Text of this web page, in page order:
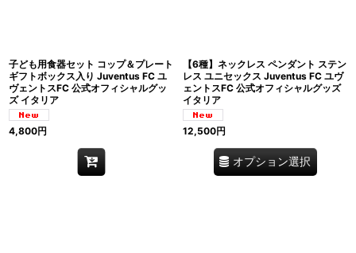
子ども用食器セット コップ＆プレート
ギフトボックス入り Juventus FC ユ
ヴェントスFC 公式オフィシャルグッ
ズ イタリア
4,800円
【6種】ネックレス ペンダント ステン
レス ユニセックス Juventus FC ユヴ
ェントスFC 公式オフィシャルグッズ
イタリア
12,500円
オプション選択